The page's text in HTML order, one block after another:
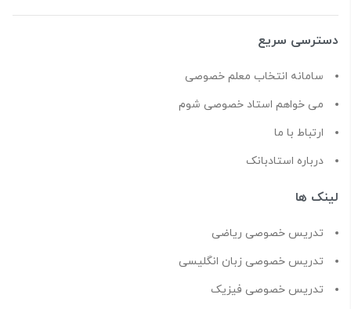
دسترسی سریع
سامانه انتخاب معلم خصوصی
می خواهم استاد خصوصی شوم
ارتباط با ما
درباره استادبانک
لینک ها
تدریس خصوصی ریاضی
تدریس خصوصی زبان انگلیسی
تدریس خصوصی فیزیک